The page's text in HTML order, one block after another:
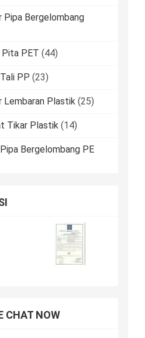
Pipa Bergelombang
Pita PET (44)
PP (23)
Lembaran Plastik (25)
Tikar Plastik (14)
Bergelombang PE
CHAT NOW